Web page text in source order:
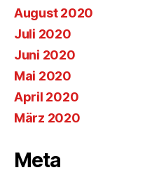
August 2020
Juli 2020
Juni 2020
Mai 2020
April 2020
März 2020
Meta